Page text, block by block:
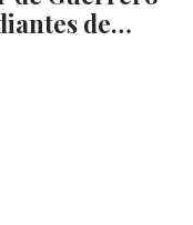
de…